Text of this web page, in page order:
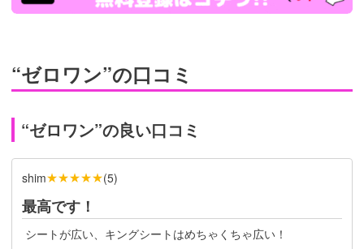
“ゼロワン”の口コミ
“ゼロワン”の良い口コミ
shim★★★★★(5)
最高です！
シートが広い、キングシートはめちゃくちゃ広い！